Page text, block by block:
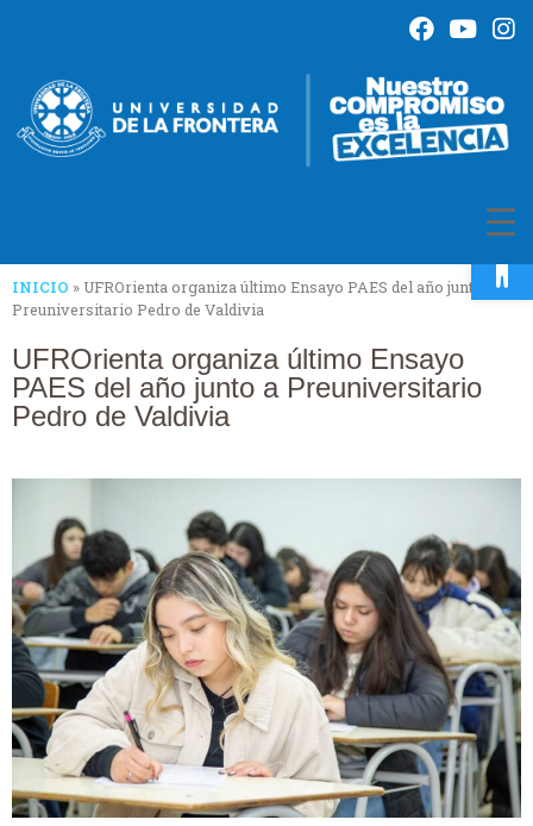
INICIO » UFROrienta organiza último Ensayo PAES del año junto a
Preuniversitario Pedro de Valdivia
UFROrienta organiza último Ensayo
PAES del año junto a Preuniversitario
Pedro de Valdivia